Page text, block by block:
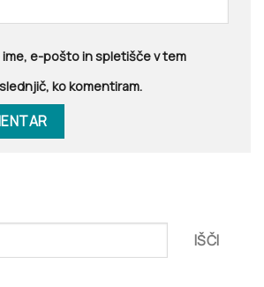
ime, e-pošto in spletišče v tem
ko komentiram.
IŠČI